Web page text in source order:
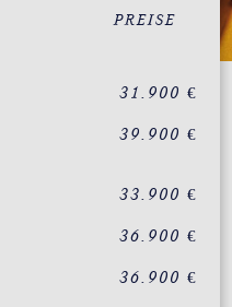
PREISE
31.900 €
39.900 €
33.900 €
36.900 €
36.900 €